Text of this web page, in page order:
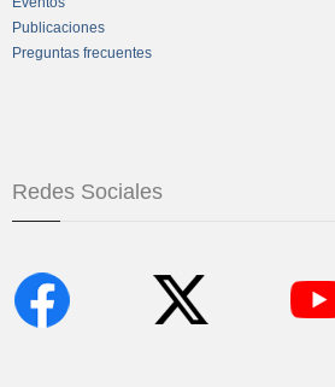
Publicaciones
Preguntas frecuentes
Redes Sociales